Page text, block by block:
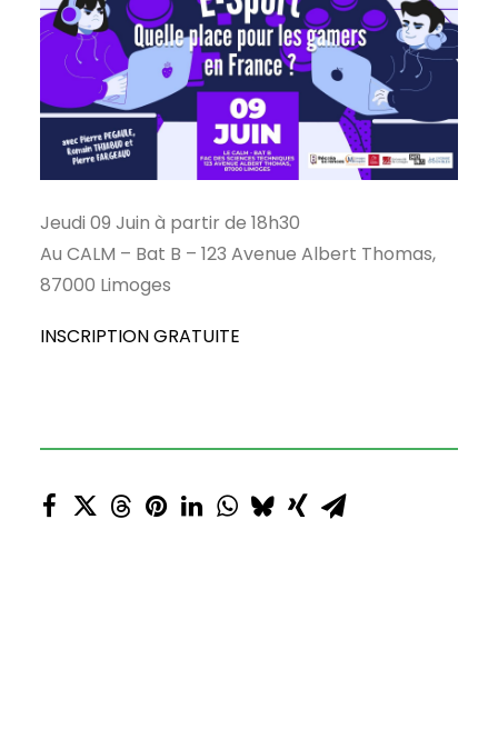
Jeudi 09 Juin à partir de 18h30
Au CALM – Bat B – 123 Avenue Albert Thomas,
87000 Limoges
INSCRIPTION GRATUITE